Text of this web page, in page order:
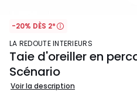
-20% DÈS 2*
LA REDOUTE INTERIEURS
Taie d'oreiller en
Scénario
Voir la description